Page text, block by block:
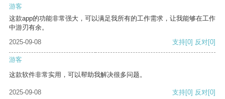
游客
这款app的功能非常强大，可以满足我所有的工作需求，让我能够在工作
中游刃有余。
2025-09-08
支持[0] 反对[0]
游客
这款软件非常实用，可以帮助我解决很多问题。
2025-09-08 支持[0] 反对[0]